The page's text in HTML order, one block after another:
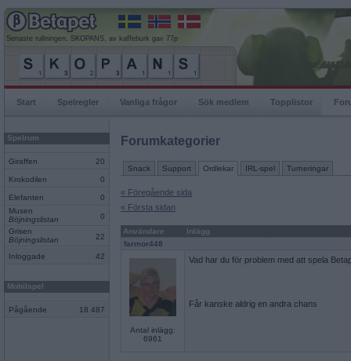
Senaste rullningen, SKOPANS, av kaffeburk gav 77p
Start Spelregler Vanliga frågor Sök medlem Topplistor
Spelrum
Giraffen 20
Krokodilen 0
Elefanten
0
Musen
Böjningslistan
0
Grisen
Böjningslistan
22
Inloggade 42
Mobilspel
Pågående 18 487
Forumkategorier
Snack Support Ordlekar IRL-spel Turneringar
« Föregående sida
« Första sidan
Användare
Inlägg
farmor448
Antal inlägg:
6961
Vad har du för problem med att spela
Får kanske aldrig en andra chans